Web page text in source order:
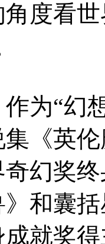
度看
作为“幻
《英
幻奖
》和囊
就奖